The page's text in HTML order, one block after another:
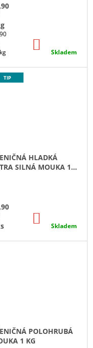
KOŠÍKU
Skladem
TIP
HLADKÁ
SILNÁ MOUKA 1
KOŠÍKU
Skladem
POLOHRUBÁ
1 KG